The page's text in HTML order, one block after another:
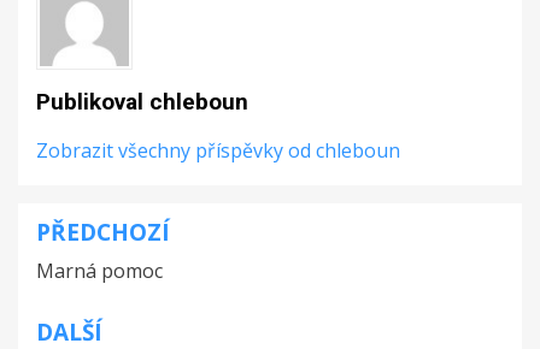
Publikoval chleboun
Zobrazit všechny příspěvky od chleboun
Navigace
pro
příspěvek
PŘEDCHOZÍ
Marná pomoc
DALŠÍ